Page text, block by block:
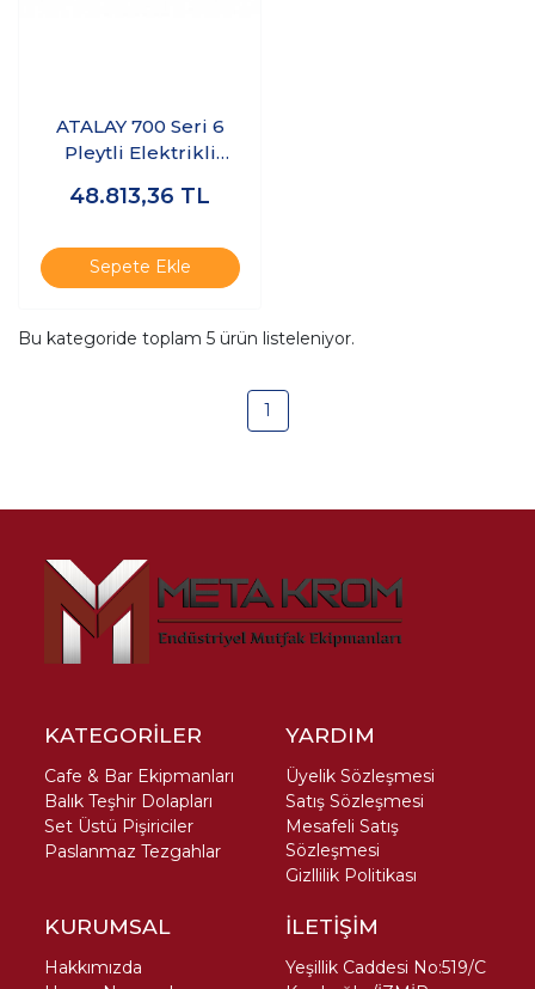
ATALAY 700 Seri 6
Pleytli Elektrikli
120x70 cm
48.813,36 TL
Sepete Ekle
Bu kategoride toplam 5 ürün listeleniyor.
1
KATEGORİLER
Cafe & Bar Ekipmanları
Balık Teşhir Dolapları
Set Üstü Pişiriciler
Paslanmaz Tezgahlar
YARDIM
Üyelik Sözleşmesi
Satış Sözleşmesi
Mesafeli Satış
Sözleşmesi
Gizllilik Politikası
KURUMSAL
Hakkımızda
İLETİŞİM
Yeşillik Caddesi No:519/C